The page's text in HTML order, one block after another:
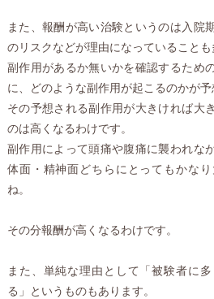
また、報酬が高い治験というのは入院
のリスクなどが理由になっていることも
副作用があるか無いかを確認するため
に、どのような副作用が起こるのかが予
その予想される副作用が大きければ大
のは高くなるわけです。
副作用によって頭痛や腹痛に襲われな
体面・精神面どちらにとってもかな
ね。
その分報酬が高くなるわけです。
また、単純な理由として「被験者に
る」というものもあります。